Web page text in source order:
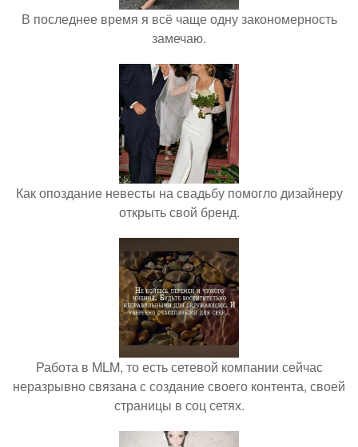
В последнее время я всё чаще одну закономерность
замечаю.
Как опоздание невесты на свадьбу помогло дизайнеру
открыть свой бренд.
Работа в MLM, то есть сетевой компании сейчас
неразрывно связана с создание своего контента, своей
страницы в соц сетях.